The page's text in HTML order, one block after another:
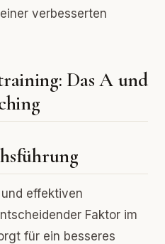
verbesserten
Das A und
effektiven
Faktor im
für ein besseres